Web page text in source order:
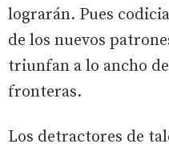
lograrán. Pues
de los nuevos
triunfan a lo ancho
fronteras.
Los detractores de